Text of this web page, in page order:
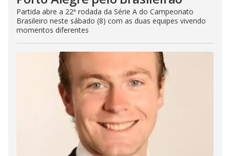
Partida abre a 22ª rodada da Série A do Campeonato
Brasileiro neste sábado (8) com as duas equipes vivendo
momentos diferentes